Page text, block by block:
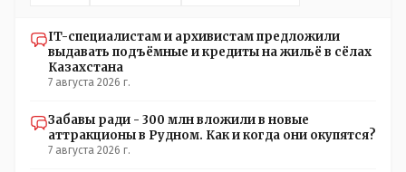
противоречие. Вы считаете иначе?
IT-специалистам и архивистам предложили
выдавать подъёмные и кредиты на жильё в сёлах
Казахстана
7 августа 2026 г.
Забавы ради - 300 млн вложили в новые
аттракционы в Рудном. Как и когда они окупятся?
7 августа 2026 г.